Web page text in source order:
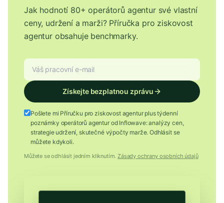
Jak hodnotí 80+ operátorů agentur své vlastní
ceny, udržení a marži? Příručka pro ziskovost
agentur obsahuje benchmarky.
Získejte bezplatnou zprávu
Pošlete mi Příručku pro ziskovost agentur plus týdenní
poznámky operátorů agentur od Inflowave: analýzy cen,
strategie udržení, skutečné výpočty marže. Odhlásit se
můžete kdykoli.
Můžete se odhlásit jedním kliknutím. Zásady ochrany osobních údajů